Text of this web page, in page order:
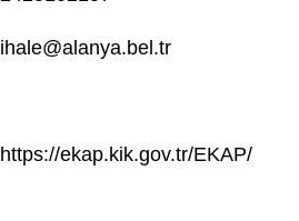
ihale@alanya.bel.tr
https://ekap.kik.gov.tr/EKAP/